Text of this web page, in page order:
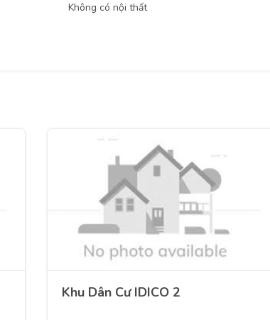
Không có nội thất
Khu Dân Cư IDICO 2